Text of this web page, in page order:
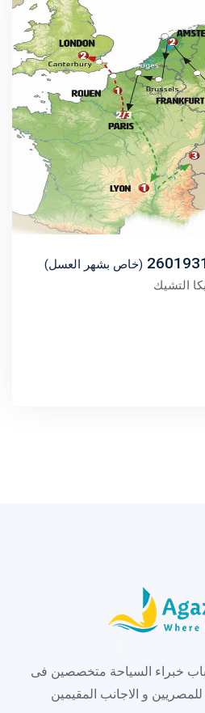
(خاص بشهر العسل)
التشيك
خبراء السياحة متخصصين فى
للمصريين و الاجانب المقيمين